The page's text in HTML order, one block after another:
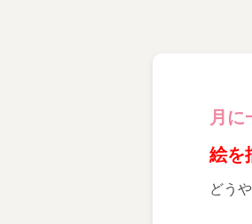
月に
絵を
どう